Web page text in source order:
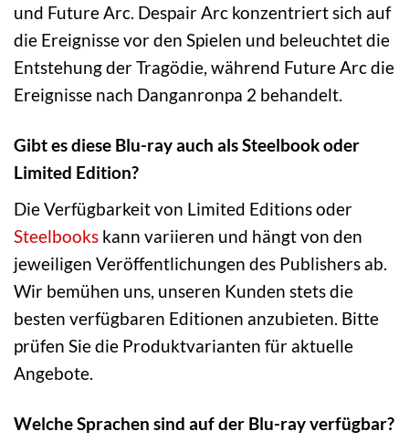
und Future Arc. Despair Arc konzentriert sich auf
die Ereignisse vor den Spielen und beleuchtet die
Entstehung der Tragödie, während Future Arc die
Ereignisse nach Danganronpa 2 behandelt.
Gibt es diese Blu-ray auch als Steelbook oder
Limited Edition?
Die Verfügbarkeit von Limited Editions oder
Steelbooks kann variieren und hängt von den
jeweiligen Veröffentlichungen des Publishers ab.
Wir bemühen uns, unseren Kunden stets die
besten verfügbaren Editionen anzubieten. Bitte
prüfen Sie die Produktvarianten für aktuelle
Angebote.
Welche Sprachen sind auf der Blu-ray verfügbar?